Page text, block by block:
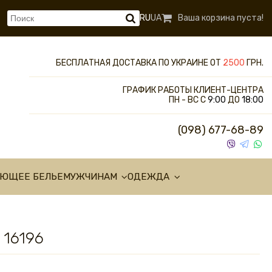
RUUA Ваша корзина пуста!
БЕСПЛАТНАЯ ДОСТАВКА ПО УКРАИНЕ ОТ 2500 ГРН.
ГРАФИК РАБОТЫ КЛИЕНТ-ЦЕНТРА
ПН - ВС С9:00 ДО 18:00
(098) 677-68-89
БЕЛЬЕМУЖЧИНАМ ОДЕЖДА